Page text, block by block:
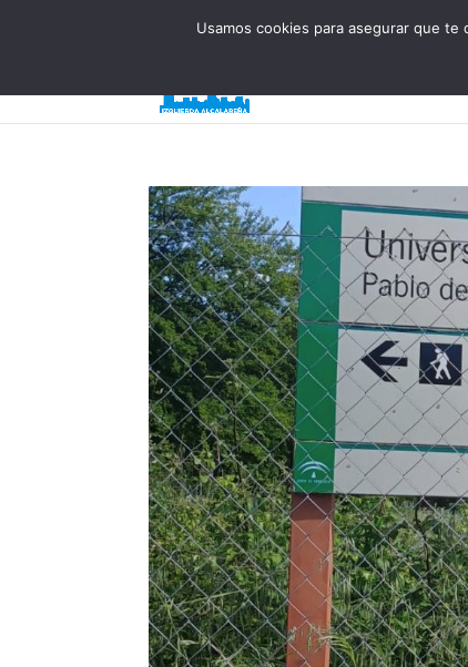
Usamos cookies para asegurar que